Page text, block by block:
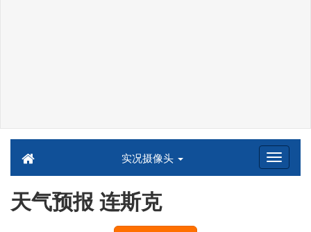
实况摄像头
天气预报 连斯克